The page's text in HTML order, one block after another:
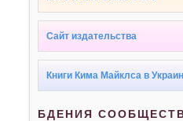
Сайт издательства
Книги Кима Майклса в
БДЕНИЯ